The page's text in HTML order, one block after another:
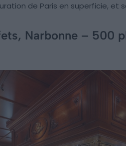
de Paris en superficie, et
Narbonne – 500